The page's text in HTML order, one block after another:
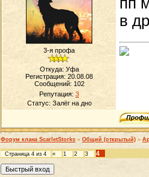
3-я профа
Откуда: Уфа
Регистрация: 20.08.08
Сообщений: 102
Репутация: 3
Статус: Залёг на дно
в
Форум клана ScarletStorks » Общий (открытый) »
Страница 4 из 4 « 1 2 3 4